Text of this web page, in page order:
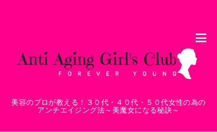
美容のプロが教える！３０代・４０代・５０代女性の為の
アンチエイジング法～美魔女になる秘訣～